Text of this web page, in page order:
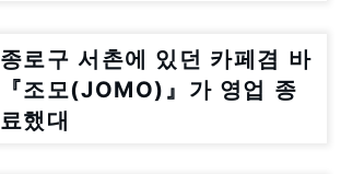
종로구 서촌에 있던 카페겸 바
『조모(JOMO)』가 영업 종
료했대